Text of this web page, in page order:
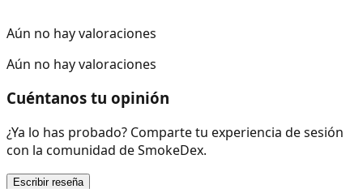
Aún no hay valoraciones
Aún no hay valoraciones
Cuéntanos tu opinión
¿Ya lo has probado? Comparte tu experiencia de sesión
con la comunidad de SmokeDex.
Escribir reseña